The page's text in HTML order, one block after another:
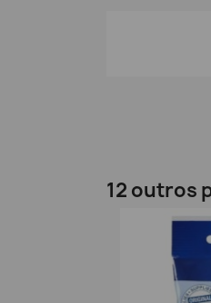
12 outros